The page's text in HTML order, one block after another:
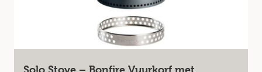
Solo Stove – Bonfire Vuurkorf met